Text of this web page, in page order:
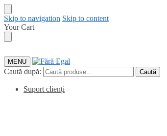
Skip to navigation Skip to content
Your Cart
MENU
Caută după: Caută
Suport clienți